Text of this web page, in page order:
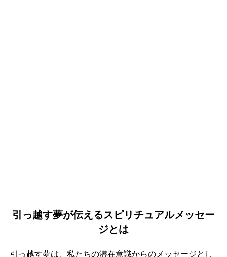
引っ越す夢が伝えるスピリチュアルメッセー
ジとは
引っ越す夢は、私たちの潜在意識からのメッセージとし